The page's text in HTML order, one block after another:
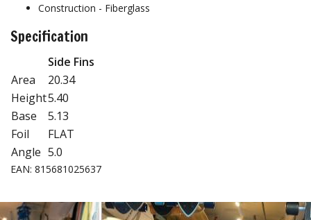
Construction - Fiberglass
Specification
Side Fins
Area
20.34
Height5.40
Base
5.13
Foil
FLAT
Angle 5.0
EAN: 815681025637